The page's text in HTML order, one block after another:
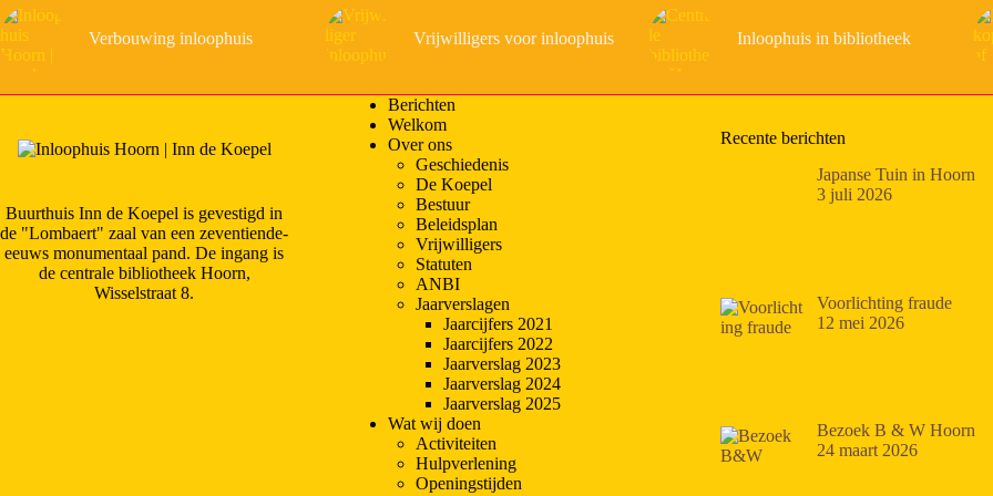
Verbouwing inloophuis Vrijwilligers voor inloophuis Inloophuis in bibliotheek
Buurthuis Inn de Koepel is gevestigd in
de "Lombaert" zaal van een zeventiende-
eeuws monumentaal pand. De ingang is
de centrale bibliotheek Hoorn,
Wisselstraat 8.
Berichten
Welkom
Over ons
Geschiedenis
De Koepel
Bestuur
Beleidsplan
Vrijwilligers
Statuten
ANBI
Jaarverslagen
Jaarcijfers 2021
Jaarcijfers 2022
Jaarverslag 2023
Jaarverslag 2024
Jaarverslag 2025
Wat wij doen
Activiteiten
Hulpverlening
Openingstijden
Recente berichten
Japanse Tuin in Hoorn
3 juli 2026
Voorlichting fraude
12 mei 2026
Bezoek B & W Hoorn
24 maart 2026